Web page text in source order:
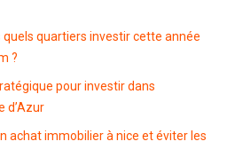
quartiers investir cette année
?
pour investir dans
d’Azur
achat immobilier à nice et éviter les